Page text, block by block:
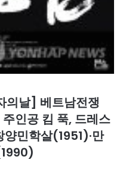
의날] 베트남전쟁
주인공 킴 푹, 드레스
민학살(1951)·만